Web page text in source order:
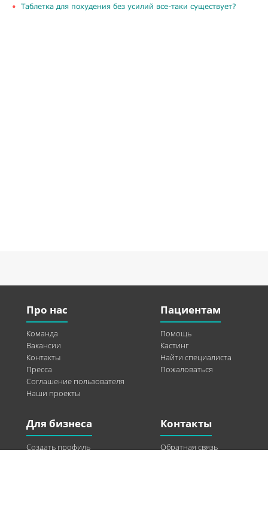
Таблетка для похудения без усилий все-таки существует?
Про нас
Команда
Вакансии
Контакты
Пресса
Соглашение пользователя
Наши проекты
Пациентам
Помощь
Кастинг
Найти специалиста
Пожаловаться
Для бизнеса
Создать профиль
Контакты
Обратная связь